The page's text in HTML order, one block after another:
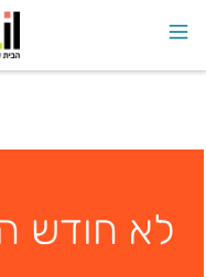
לא חודש